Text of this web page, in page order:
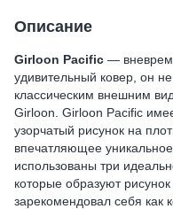
Описание
Girloon Pacific —
удивительный ковер, он
классическим внешним
Girloon. Girloon Pacific
узорчатый рисунок на
впечатляющее
использованы три
которые образуют
зарекомендовал себя как